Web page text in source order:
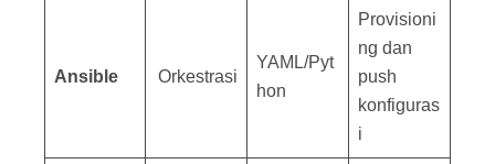
Ansible Orkestrasi
YAML/Pyt
hon
Provisioni
ng dan
push
konfiguras
i